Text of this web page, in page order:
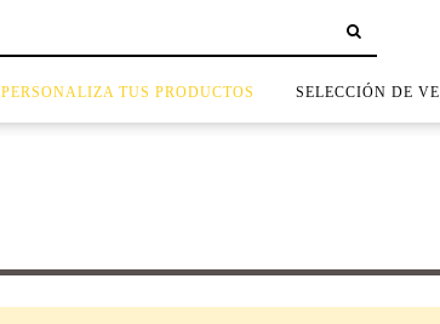
PERSONALIZA TUS PRODUCTOS SELECCIÓN DE